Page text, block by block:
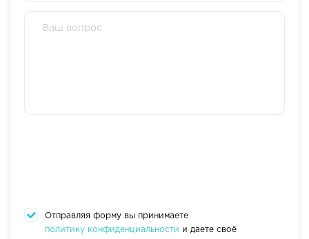
Отправляя форму вы принимаете
политику конфиденциальности
и даете своё